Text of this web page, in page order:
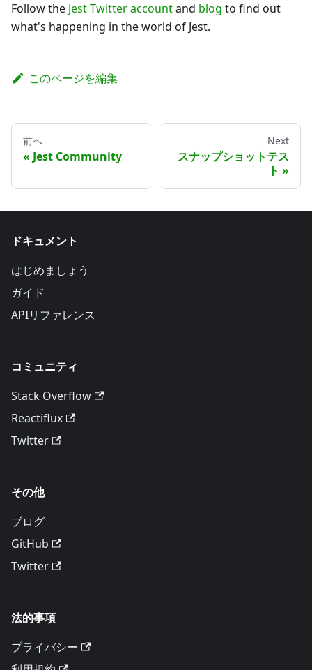
Follow the Jest Twitter accountand blog to find out
what's happening in the world of Jest.
このページを編集
前へ
Jest Community
Next
スナップショットテス
ト
ドキュメント
はじめましょう
ガイド
APIリファレンス
コミュニティ
Stack Overflow
Reactiflux
Twitter
その他
ブログ
GitHub
Twitter
法的事項
プライバシー